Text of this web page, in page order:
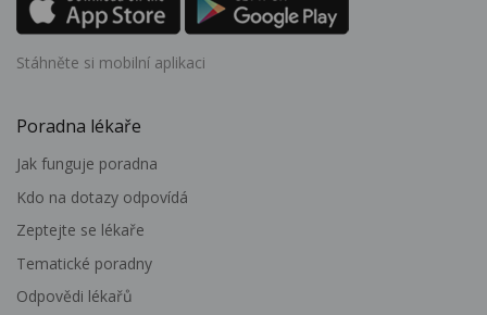
Stáhněte si mobilní aplikaci
Poradna lékaře
Jak funguje poradna
Kdo na dotazy odpovídá
Zeptejte se lékaře
Tematické poradny
Odpovědi lékařů